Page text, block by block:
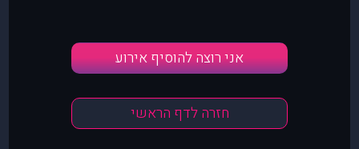
אני רוצה להוסיף אירוע
חזרה לדף הראשי